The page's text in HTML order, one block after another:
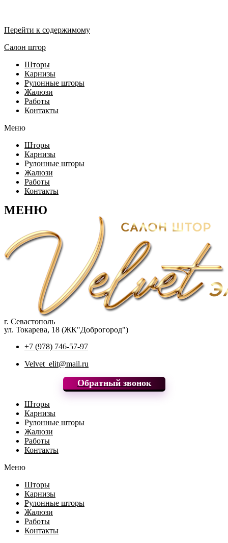
Перейти к содержимому
Салон штор
Шторы
Карнизы
Рулонные шторы
Жалюзи
Работы
Контакты
Меню
Шторы
Карнизы
Рулонные шторы
Жалюзи
Работы
Контакты
МЕНЮ
г. Севастополь
ул. Токарева, 18 (ЖК"Доброгород")
+7 (978) 746-57-97
Velvet_elit@mail.ru
Обратный звонок
Шторы
Карнизы
Рулонные шторы
Жалюзи
Работы
Контакты
Меню
Шторы
Карнизы
Рулонные шторы
Жалюзи
Работы
Контакты